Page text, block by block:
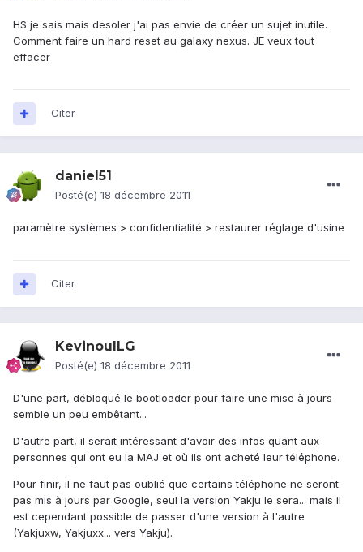
HS je sais mais desoler j'ai pas envie de créer un sujet inutile.
Comment faire un hard reset au galaxy nexus. JE veux tout
effacer
Citer
daniel51
Posté(e) 18 décembre 2011
paramètre systèmes > confidentialité > restaurer réglage d'usine
Citer
KevinouILG
Posté(e) 18 décembre 2011
D'une part, débloqué le bootloader pour faire une mise à jours
semble un peu embêtant...
D'autre part, il serait intéressant d'avoir des infos quant aux
personnes qui ont eu la MAJ et où ils ont acheté leur téléphone.
Pour finir, il ne faut pas oublié que certains téléphone ne seront
pas mis à jours par Google, seul la version Yakju le sera... mais il
est cependant possible de passer d'une version à l'autre
(Yakjuxw, Yakjuxx... vers Yakju).